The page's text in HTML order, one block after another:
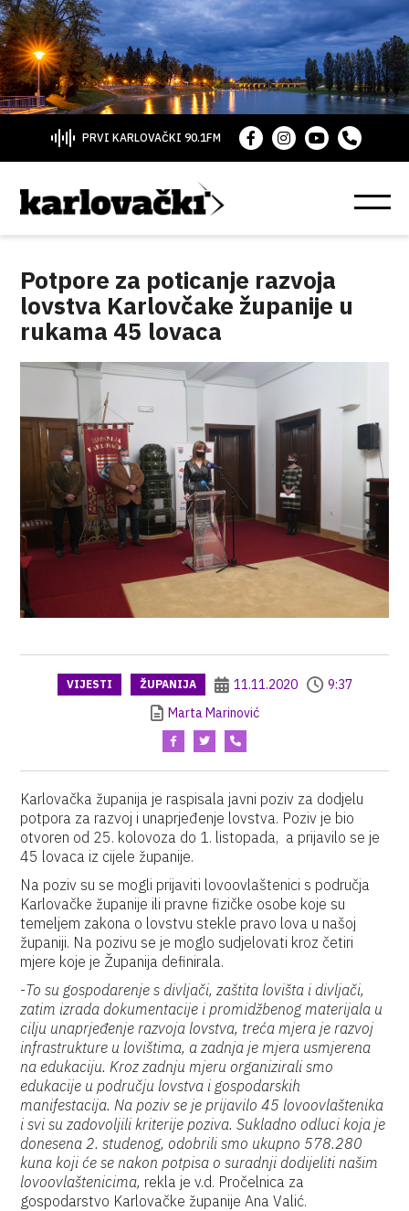
PRVI KARLOVAČKI 90.1FM
Potpore za poticanje razvoja
lovstva Karlovčake županije u
rukama 45 lovaca
VIJESTI ŽUPANIJA 11.11.2020
9:37
Marta Marinović
Karlovačka županija je raspisala javni poziv za dodjelu
potpora za razvoj i unaprjeđenje lovstva. Poziv je bio
otvoren od 25. kolovoza do 1. listopada, a prijavilo se je
45 lovaca iz cijele županije.
Na poziv su se mogli prijaviti lovoovlaštenici s područja
Karlovačke županije ili pravne fizičke osobe koje su
temeljem zakona o lovstvu stekle pravo lova u našoj
županiji. Na pozivu se je moglo sudjelovati kroz četiri
mjere koje je Županija definirala.
-To su gospodarenje s divljači, zaštita lovišta i divljači,
zatim izrada dokumentacije i promidžbenog materijala u
cilju unaprjeđenje razvoja lovstva, treća mjera je razvoj
infrastrukture u lovištima, a zadnja je mjera usmjerena
na edukaciju. Kroz zadnju mjeru organizirali smo
edukacije u području lovstva i gospodarskih
manifestacija. Na poziv se je prijavilo 45 lovoovlaštenika
i svi su zadovoljili kriterije poziva. Sukladno odluci koja je
donesena 2. studenog, odobrili smo ukupno 578.280
kuna koji će se nakon potpisa o suradnji dodijeliti našim
lovoovlaštenicima, rekla je v.d. Pročelnica za
gospodarstvo Karlovačke županije Ana Valić.